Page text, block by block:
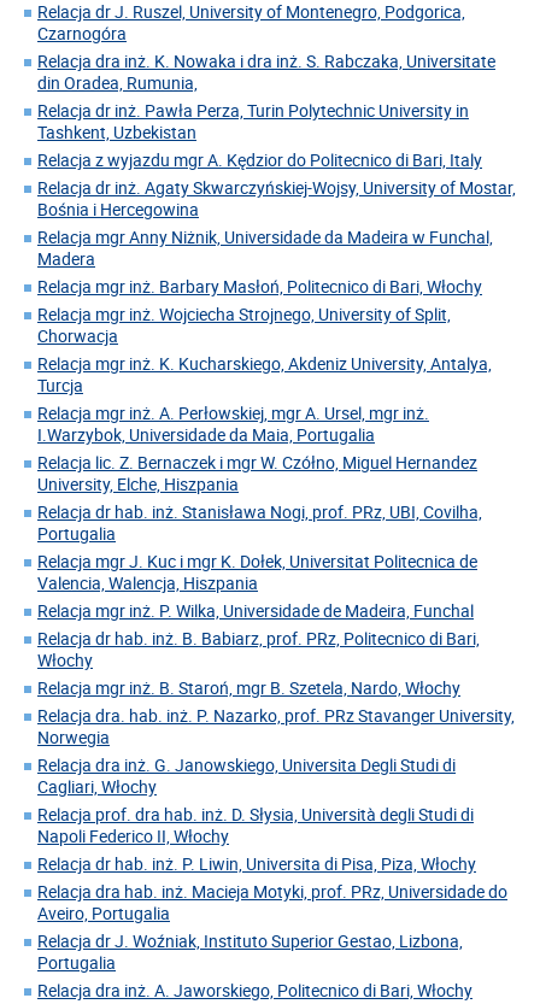
Relacja dr J. Ruszel, University of Montenegro, Podgorica,
Czarnogóra
Relacja dra inż. K. Nowaka i dra inż. S. Rabczaka, Universitate
din Oradea, Rumunia,
Relacja dr inż. Pawła Perza, Turin Polytechnic University in
Tashkent, Uzbekistan
Relacja z wyjazdu mgr A. Kędzior do Politecnico di Bari, Italy
Relacja dr inż. Agaty Skwarczyńskiej-Wojsy, University of Mostar,
Bośnia i Hercegowina
Relacja mgr Anny Niżnik, Universidade da Madeira w Funchal,
Madera
Relacja mgr inż. Barbary Masłoń, Politecnico di Bari, Włochy
Relacja mgr inż. Wojciecha Strojnego, University of Split,
Chorwacja
Relacja mgr inż. K. Kucharskiego, Akdeniz University, Antalya,
Turcja
Relacja mgr inż. A. Perłowskiej, mgr A. Ursel, mgr inż.
I.Warzybok, Universidade da Maia, Portugalia
Relacja lic. Z. Bernaczek i mgr W. Czółno, Miguel Hernandez
University, Elche, Hiszpania
Relacja dr hab. inż. Stanisława Nogi, prof. PRz, UBI, Covilha,
Portugalia
Relacja mgr J. Kuc i mgr K. Dołek, Universitat Politecnica de
Valencia, Walencja, Hiszpania
Relacja mgr inż. P. Wilka, Universidade de Madeira, Funchal
Relacja dr hab. inż. B. Babiarz, prof. PRz, Politecnico di Bari,
Włochy
Relacja mgr inż. B. Staroń, mgr B. Szetela, Nardo, Włochy
Relacja dra. hab. inż. P. Nazarko, prof. PRz Stavanger University,
Norwegia
Relacja dra inż. G. Janowskiego, Universita Degli Studi di
Cagliari, Włochy
Relacja prof. dra hab. inż. D. Słysia, Università degli Studi di
Napoli Federico II, Włochy
Relacja dr hab. inż. P. Liwin, Universita di Pisa, Piza, Włochy
Relacja dra hab. inż. Macieja Motyki, prof. PRz, Universidade do
Aveiro, Portugalia
Relacja dr J. Woźniak, Instituto Superior Gestao, Lizbona,
Portugalia
Relacja dra inż. A. Jaworskiego, Politecnico di Bari, Włochy